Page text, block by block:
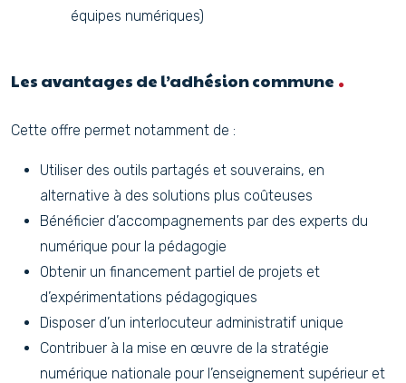
équipes numériques)
Les avantages de l’adhésion commune
Cette offre permet notamment de :
Utiliser des outils partagés et souverains, en
alternative à des solutions plus coûteuses
Bénéficier d’accompagnements par des experts du
numérique pour la pédagogie
Obtenir un financement partiel de projets et
d’expérimentations pédagogiques
Disposer d’un interlocuteur administratif unique
Contribuer à la mise en œuvre de la stratégie
numérique nationale pour l’enseignement supérieur et